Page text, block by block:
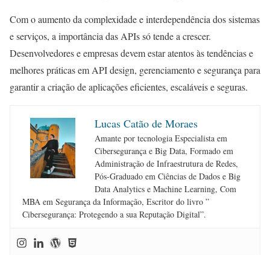
Com o aumento da complexidade e interdependência dos sistemas
e serviços, a importância das APIs só tende a crescer.
Desenvolvedores e empresas devem estar atentos às tendências e
melhores práticas em API design, gerenciamento e segurança para
garantir a criação de aplicações eficientes, escaláveis e seguras.
Lucas Catão de Moraes
Amante por tecnologia Especialista em
Cibersegurança e Big Data, Formado em
Administração de Infraestrutura de Redes,
Pós-Graduado em Ciências de Dados e Big
Data Analytics e Machine Learning, Com
MBA em Segurança da Informação, Escritor do livro ”
Cibersegurança: Protegendo a sua Reputação Digital”.